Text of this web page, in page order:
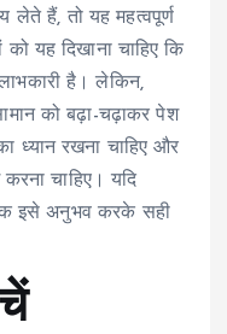
लेते हैं, तो यह महत्वपूर्ण
यह दिखाना चाहिए कि
है। लेकिन,
को बढ़ा-चढ़ाकर पेश
ध्यान रखना चाहिए और
चाहिए। यदि
इसे अनुभव करके सही